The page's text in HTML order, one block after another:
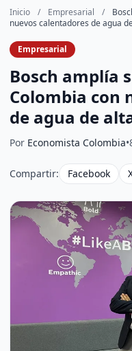
Inicio / Empresarial /
nuevos calentadores de agua
Empresarial
Bosch amplía
Colombia con
de agua de
Por Economista Colombia•
Compartir: Facebook